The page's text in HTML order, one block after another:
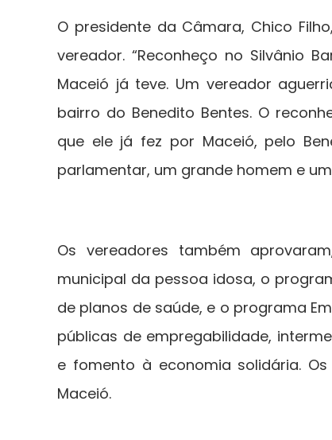
O presidente da Câmara, Chico
vereador. “Reconheço no Silvânio
Maceió já teve. Um vereador
bairro do Benedito Bentes. O
que ele já fez por Maceió, pelo
parlamentar, um grande homem e
Os vereadores também
municipal da pessoa idosa, o
de planos de saúde, e o programa
públicas de empregabilidade,
e fomento à economia solidária.
Maceió.